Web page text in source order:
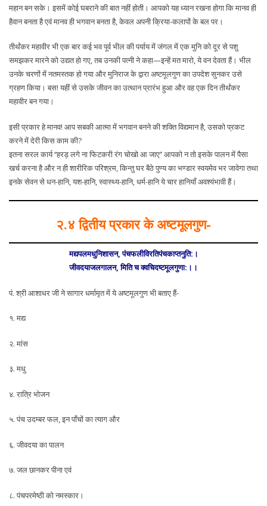
महान बन सके। इसमें कोई घबराने की बात नहीं होती। आपको यह ध्यान रखना होगा कि मानव ही
हैवान बनता है एवं मानव ही भगवान बनता है, केवल अपनी क्रिया-कलापों के बल पर।
तीर्थंकर महावीर भी एक बार कई भव पूर्व भील की पर्याय में जंगल में एक मुनि को दूर से पशु
समझकर मारने को उद्यत हो गए, तब उनकी पत्नी ने कहा—इन्हें मत मारो, ये वन देवता हैं। भील
उनके चरणों में नतमस्तक हो गया और मुनिराज के द्वारा अष्टमूलगुण का उपदेश सुनकर उसे
ग्रहण किया। बस! यहीं से उसके जीवन का उत्थान प्रारंभ हुआ और वह एक दिन तीर्थंकर
महावीर बन गया।
इसी प्रकार हे मानव! आप सबकी आत्मा में भगवान बनने की शक्ति विद्यमान है, उसको प्रकट
करने में देरी किस काम की?
इतना सरल कार्य ‘‘हरड़ लगे ना फिटकरी रंग चोखो आ जाए’’ आपको न तो इसके पालन में पैसा
खर्च करना है और न ही शारीरिक परिश्रम, किन्तु घर बैठे पुण्य का भण्डार स्वयमेव भर जावेगा तथा
इनके सेवन से धन-हानि, यश-हानि, स्वास्थ्य-हानि, धर्म-हानि ये चार हानियाँ अवश्यंभावी हैं।
२.४ द्वितीय प्रकार के अष्टमूलगुण-
मद्यपलमधुनिशासन, पंचफलीविरतिपंचकाप्तनुति:।
जीवदयाजलगालन, मिति च क्वचिदष्टमूलगुणा:।।
पं. श्री आशाधर जी ने सागार धर्मामृत में ये अष्टमूलगुण भी बताए हैं-
१. मद्य
२. मांस
३. मधु
४. रात्रि भोजन
५. पंच उदम्बर फल, इन पाँचों का त्याग और
६. जीवदया का पालन
७. जल छानकर पीना एवं
८. पंचपरमेष्ठी को नमस्कार।